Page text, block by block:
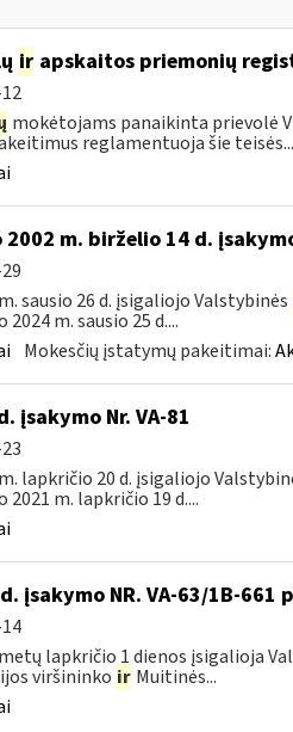
irapskaitos priemonių
mokėtojams panaikinta prievolė
reglamentuoja šie teisės...
2002 m. birželio 14 d.
sausio 26 d. įsigaliojo Valstybinės
m. sausio 25 d....
Mokesčių įstatymų pakeitimai:
įsakymo Nr. VA-81
lapkričio 20 d. įsigaliojo
m. lapkričio 19 d....
įsakymo NR. VA-63/1B-661
lapkričio 1 dienos įsigalioja
viršininko ir Muitinės...